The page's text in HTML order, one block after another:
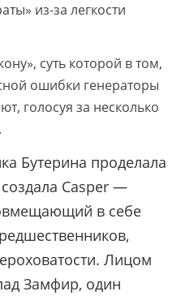
из-за легкости
суть которой в том,
ошибки генераторы
голосуя за несколько
Бутерина проделала
Casper —
в себе
Лицом
Замфир, один